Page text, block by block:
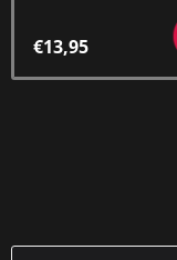
€13,95